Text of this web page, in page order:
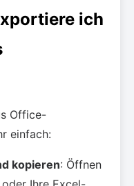
ich
Office-
einfach:
kopieren: Öffnen